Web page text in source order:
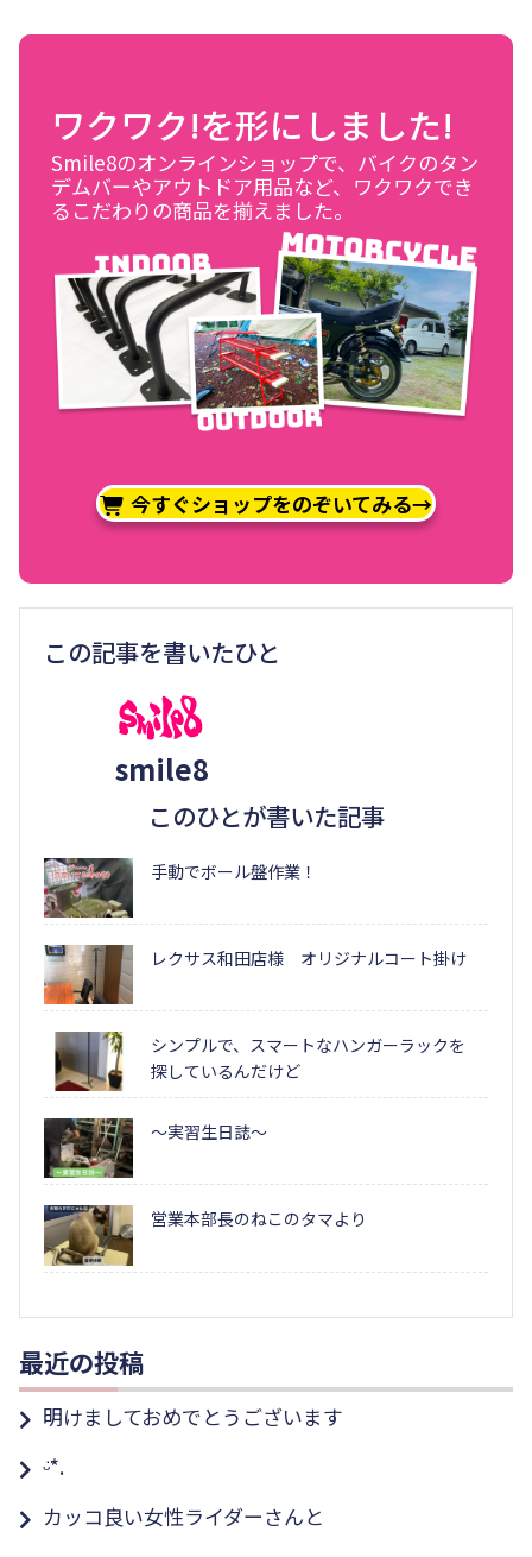
ワクワク!を形にしました!
Smile8のオンラインショップで、バイクのタン
デムバーやアウトドア用品など、ワクワクでき
るこだわりの商品を揃えました。
今すぐショップをのぞいてみる→
この記事を書いたひと
smile8
このひとが書いた記事
手動でボール盤作業！
レクサス和田店様 オリジナルコート掛け
シンプルで、スマートなハンガーラックを
探しているんだけど
～実習生日誌～
営業本部長のねこのタマより
最近の投稿
明けましておめでとうございます
ᵕ̈*.
カッコ良い女性ライダーさんと